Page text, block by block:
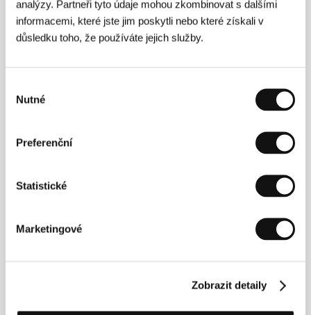
analýzy. Partneři tyto údaje mohou zkombinovat s dalšími
informacemi, které jste jim poskytli nebo které získali v
důsledku toho, že používáte jejich služby.
souhlasu
Nutné
Preferenční
Statistické
Marketingové
Zobrazit detaily
(Fünf Minuten)
Režie: Britta Krause / Německo, 1998, 0 min
Režie: Jane Rogoyska / Velká Británie, 1999, 0 min
Pravdivý příběh
(The Real McCoy)